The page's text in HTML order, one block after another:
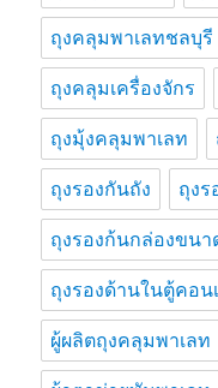
ถุงคลุมพาเลทชลบุรี
ถุงคลุมเครื่องจักร
ถุงมุ้งคลุมพาเลท
ถุงรองกันถัง ถุงร
ถุงรองก้นกล่องขน
ถุงรองด้านในตู้คอน
ผู้ผลิตถุงคลุมพาเลท